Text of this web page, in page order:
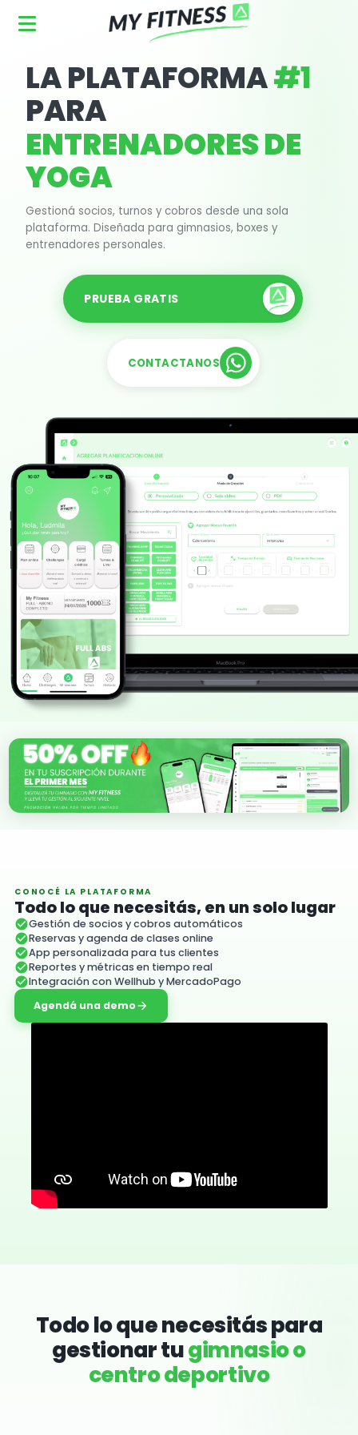
LA PLATAFORMA#1
PARA
ENTRENADORES DE
YOGA
Gestioná socios, turnos y cobros desde una sola
plataforma. Diseñada para gimnasios, boxes y
entrenadores personales.
PRUEBA GRATIS
CONTACTANOS
CONOCÉ LA PLATAFORMA
Todo lo que necesitás, en un solo lugar
check_circleGestión de socios y cobros automáticos
check_circleReservas y agenda de clases online
check_circleApp personalizada para tus clientes
check_circleReportes y métricas en tiempo real
check_circleIntegración con Wellhub y MercadoPago
Agendá una demoarrow_forward
Todo lo que necesitás para
gestionar tugimnasio o
centro deportivo